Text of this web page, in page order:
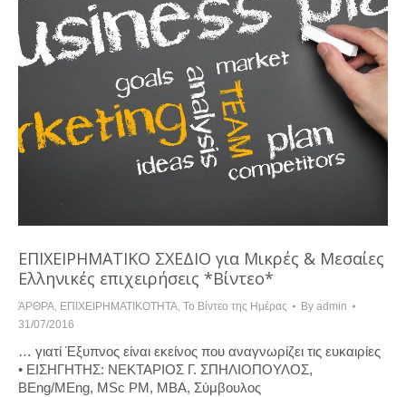
ΕΠΙΧΕΙΡΗΜΑΤΙΚΟ ΣΧΕΔΙΟ για Μικρές & Μεσαίες
Ελληνικές επιχειρήσεις *Βίντεο*
ΆΡΘΡΑ, ΕΠΙΧΕΙΡΗΜΑΤΙΚΟΤΗΤΑ, Το Βίντεο της Ημέρας By admin
31/07/2016
… γιατί Έξυπνος είναι εκείνος που αναγνωρίζει τις ευκαιρίες
• ΕΙΣΗΓΗΤΗΣ: ΝΕΚΤΑΡΙΟΣ Γ. ΣΠΗΛΙΟΠΟΥΛΟΣ,
BEng/MΕng, MSc PM, MBA, Σύμβουλος